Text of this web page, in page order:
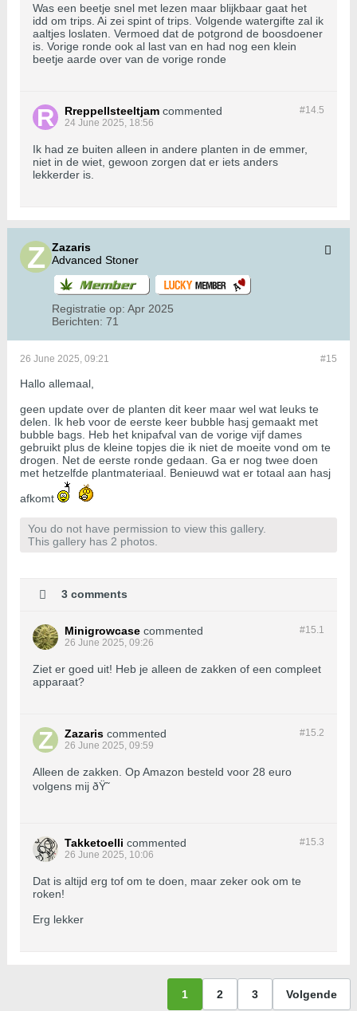
Was een beetje snel met lezen maar blijkbaar gaat het
idd om trips. Ai zei spint of trips. Volgende watergifte zal ik
aaltjes loslaten. Vermoed dat de potgrond de boosdoener
is. Vorige ronde ook al last van en had nog een klein
beetje aarde over van de vorige ronde
#14.5
Rreppellsteeltjam commented
24 June 2025, 18:56
Ik had ze buiten alleen in andere planten in de emmer,
niet in de wiet, gewoon zorgen dat er iets anders
lekkerder is.
Zazaris
Advanced Stoner
Registratie op: Apr 2025
Berichten: 71
#15
26 June 2025, 09:21
Hallo allemaal,
geen update over de planten dit keer maar wel wat leuks te
delen. Ik heb voor de eerste keer bubble hasj gemaakt met
bubble bags. Heb het knipafval van de vorige vijf dames
gebruikt plus de kleine topjes die ik niet de moeite vond om te
drogen. Net de eerste ronde gedaan. Ga er nog twee doen
met hetzelfde plantmateriaal. Benieuwd wat er totaal aan hasj
afkomt
You do not have permission to view this gallery.
This gallery has 2 photos.
3 comments
#15.1
Minigrowcase commented
26 June 2025, 09:26
Ziet er goed uit! Heb je alleen de zakken of een compleet
apparaat?
#15.2
Zazaris commented
26 June 2025, 09:59
Alleen de zakken. Op Amazon besteld voor 28 euro
volgens mij ðŸ˜
#15.3
Takketoelli commented
26 June 2025, 10:06
Dat is altijd erg tof om te doen, maar zeker ook om te
roken!
Erg lekker
1 2 3 Volgende